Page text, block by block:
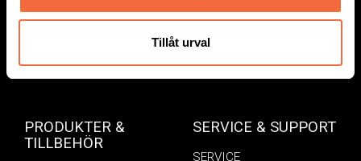
Tillåt urval192 08 Sollentuna
PRODUKTER &
TILLBEHÖR
SERVICE & SUPPORT
SERVICE